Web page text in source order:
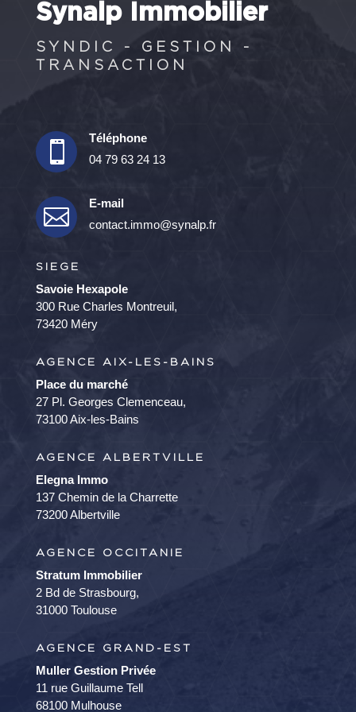
Synalp Immobilier
SYNDIC - GESTION -
TRANSACTION

Téléphone
04 79 63 24 13

E-mail
contact.immo@synalp.fr
SIEGE
Savoie Hexapole
300 Rue Charles Montreuil,
73420 Méry
AGENCE AIX-LES-BAINS
Place du marché
27 Pl. Georges Clemenceau,
73100 Aix-les-Bains
AGENCE ALBERTVILLE
Elegna Immo
137 Chemin de la Charrette
73200 Albertville
AGENCE OCCITANIE
Stratum Immobilier
2 Bd de Strasbourg,
31000 Toulouse
AGENCE GRAND-EST
Muller Gestion Privée
11 rue Guillaume Tell
68100 Mulhouse